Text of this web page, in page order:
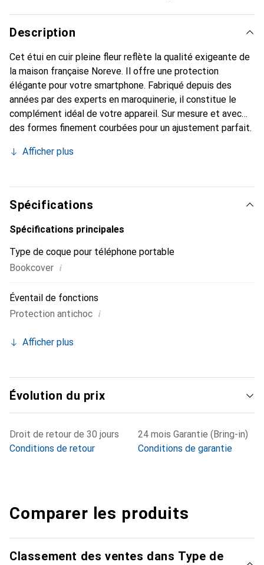
Description
Cet étui en cuir pleine fleur reflète la qualité exigeante de
la maison française Noreve. Il offre une protection
élégante pour votre smartphone. Fabriqué depuis des
années par des experts en maroquinerie, il constitue le
complément idéal de votre appareil. Sur mesure et avec
des formes finement courbées pour un ajustement parfait.
smartphone. La marque Noreve est reconnue
reste toujours un excellent choix pour le client exigeant.
Afficher plus
Spécifications
Spécifications principales
Type de coque pour téléphone portable
Bookcover i
Éventail de fonctions
Protection antichoc i
Afficher plus
Évolution du prix
Droit de retour de 30 jours
Conditions de retour
24 mois Garantie (Bring-in)
Conditions de garantie
Comparer les produits
Classement des ventes dans Type de